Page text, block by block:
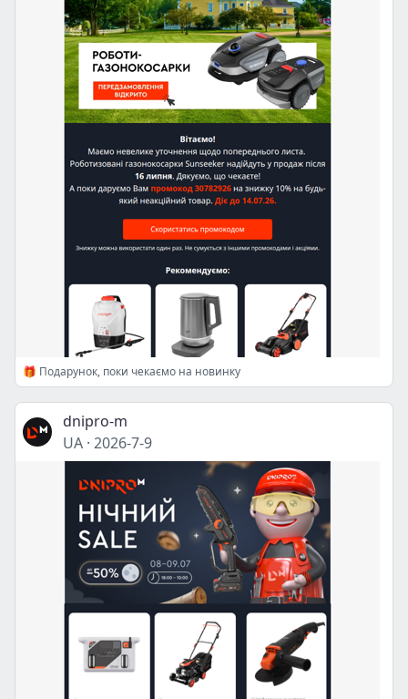
🎁 Подарунок, поки чекаємо на новинку
dnipro-m
UA · 2026-7-9